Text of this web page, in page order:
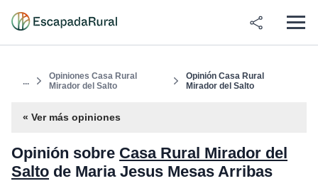
...
Opiniones Casa Rural
Mirador del Salto
Opinión Casa Rural
Mirador del Salto
« Ver más opiniones
Opinión sobre Casa Rural Mirador del
Salto de Maria Jesus Mesas Arribas